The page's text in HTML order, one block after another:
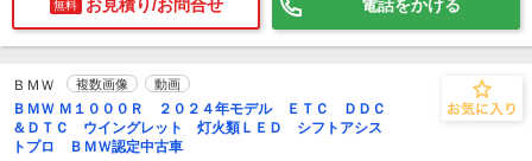
無料 お見積り/お問合せ 電話をかける
ＢＭＷ 複数画像 動画
ＢＭＷ Ｍ１０００Ｒ ２０２４年モデル ＥＴＣ ＤＤＣ
＆ＤＴＣ ウイングレット 灯火類ＬＥＤ シフトアシス
トプロ ＢＭＷ認定中古車